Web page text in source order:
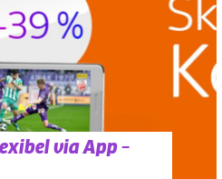
via App –